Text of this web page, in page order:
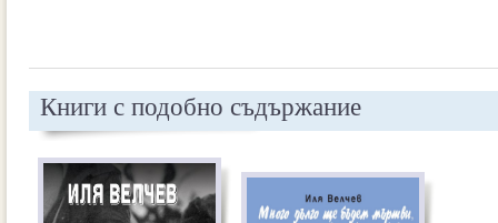
Книги с подобно съдържание